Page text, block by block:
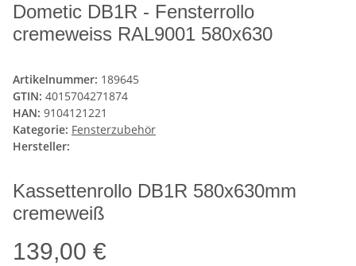
Dometic DB1R - Fensterrollo
cremeweiss RAL9001 580x630
Artikelnummer: 189645
GTIN: 4015704271874
HAN: 9104121221
Kategorie: Fensterzubehör
Hersteller:
Kassettenrollo DB1R 580x630mm
cremeweiß
139,00 €